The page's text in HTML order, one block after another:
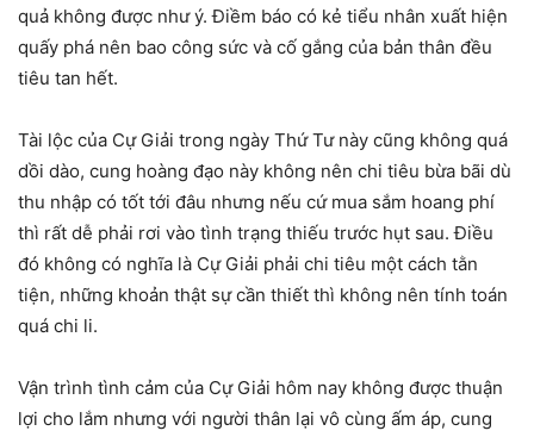
quả không được như ý. Điềm báo có kẻ tiểu nhân xuất hiện
quấy phá nên bao công sức và cố gắng của bản thân đều
tiêu tan hết.
Tài lộc của Cự Giải trong ngày Thứ Tư này cũng không quá
dồi dào, cung hoàng đạo này không nên chi tiêu bừa bãi dù
thu nhập có tốt tới đâu nhưng nếu cứ mua sắm hoang phí
thì rất dễ phải rơi vào tình trạng thiếu trước hụt sau. Điều
đó không có nghĩa là Cự Giải phải chi tiêu một cách tằn
tiện, những khoản thật sự cần thiết thì không nên tính toán
quá chi li.
Vận trình tình cảm của Cự Giải hôm nay không được thuận
lợi cho lắm nhưng với người thân lại vô cùng ấm áp, cung